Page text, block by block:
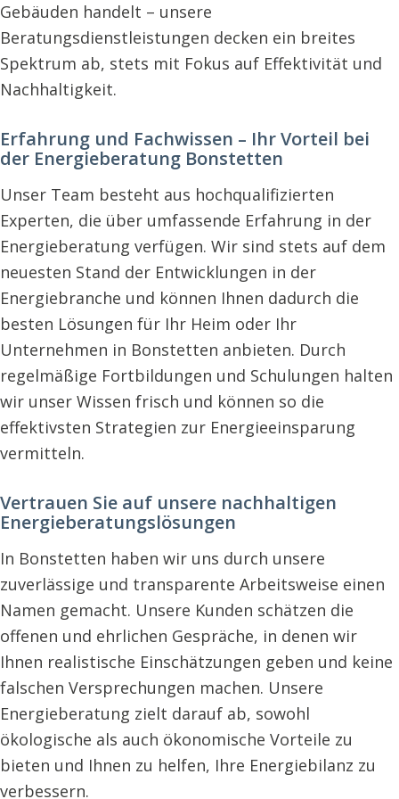
Gebäuden handelt – unsere
Beratungsdienstleistungen decken ein breites
Spektrum ab, stets mit Fokus auf Effektivität und
Nachhaltigkeit.
Erfahrung und Fachwissen – Ihr Vorteil bei
der Energieberatung Bonstetten
Unser Team besteht aus hochqualifizierten
Experten, die über umfassende Erfahrung in der
Energieberatung verfügen. Wir sind stets auf dem
neuesten Stand der Entwicklungen in der
Energiebranche und können Ihnen dadurch die
besten Lösungen für Ihr Heim oder Ihr
Unternehmen in Bonstetten anbieten. Durch
regelmäßige Fortbildungen und Schulungen halten
wir unser Wissen frisch und können so die
effektivsten Strategien zur Energieeinsparung
vermitteln.
Vertrauen Sie auf unsere nachhaltigen
Energieberatungslösungen
In Bonstetten haben wir uns durch unsere
zuverlässige und transparente Arbeitsweise einen
Namen gemacht. Unsere Kunden schätzen die
offenen und ehrlichen Gespräche, in denen wir
Ihnen realistische Einschätzungen geben und keine
falschen Versprechungen machen. Unsere
Energieberatung zielt darauf ab, sowohl
ökologische als auch ökonomische Vorteile zu
bieten und Ihnen zu helfen, Ihre Energiebilanz zu
verbessern.